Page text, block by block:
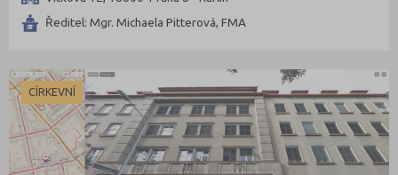
Ředitel: Mgr. Michaela Pitterová, FMA
CÍRKEVNÍ